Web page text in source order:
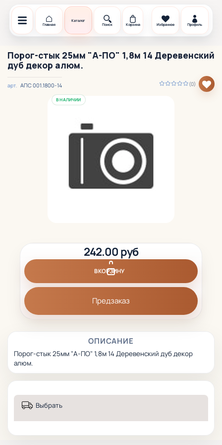
Главная
Каталог
Поиск
Корзина Избранное Профиль
Порог-стык 25мм "А-ПО" 1,8м 14 Деревенский
дуб декор алюм.
(0)
арт. АПС 001.1800-14
В НАЛИЧИИ
ОПИСАНИЕ
Порог-стык 25мм "А-ПО" 1,8м 14 Деревенский дуб декор
алюм.
242.00 руб
В КОРЗИНУ
Предзаказ
Выбрать